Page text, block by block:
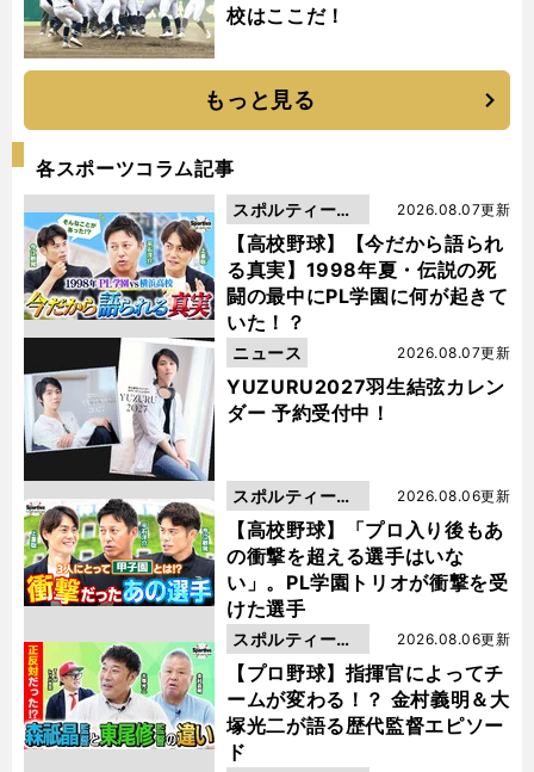
校はここだ！
もっと見る
各スポーツコラム記事
【高校野球】【今だから語られ
る真実】1998年夏・伝説の死
闘の最中にPL学園に何が起きて
いた！？
2026.08.07更新
スポルティーバ
動画
YUZURU2027羽生結弦カレン
ダー 予約受付中！
2026.08.07更新
ニュース
【高校野球】「プロ入り後もあ
の衝撃を超える選手はいな
い」。PL学園トリオが衝撃を受
けた選手
2026.08.06更新
スポルティーバ
動画
【プロ野球】指揮官によってチ
ームが変わる！？ 金村義明＆大
塚光二が語る歴代監督エピソー
ド
2026.08.06更新
スポルティーバ
動画